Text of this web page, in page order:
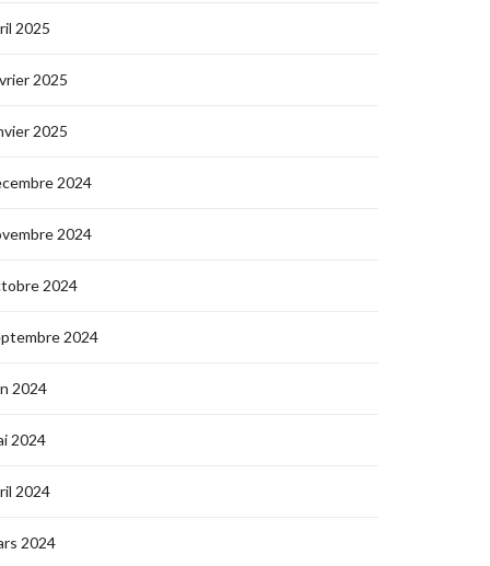
2025
2025
2025
2024
2024
2024
2024
2024
2024
2024
2024